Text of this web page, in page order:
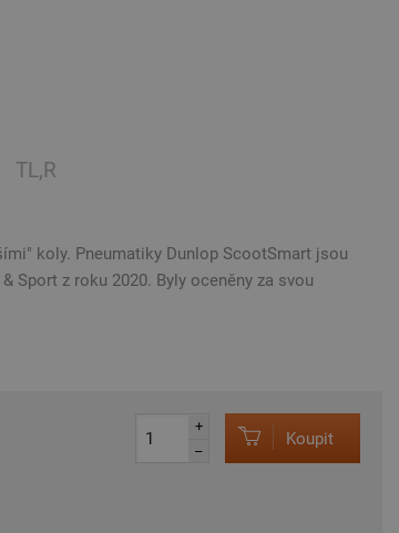
TL,R
koly. Pneumatiky Dunlop ScootSmart jsou
Sport z roku 2020. Byly oceněny za svou
+
–
Koupit